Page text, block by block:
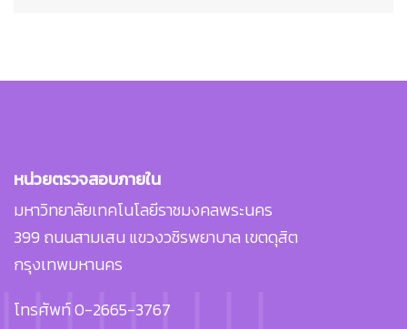
หน่วยตรวจสอบภายใน
มหาวิทยาลัยเทคโนโลยีราชมงคลพระนคร
399 ถนนสามเสน แขวงวชิรพยาบาล เขตดุสิต
กรุงเทพมหานคร
โทรศัพท์ 0-2665-3767